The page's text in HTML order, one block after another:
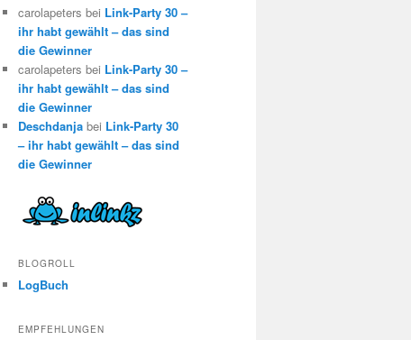
carolapeters bei Link-Party 30 –
ihr habt gewählt – das sind
die Gewinner
carolapeters bei Link-Party 30 –
ihr habt gewählt – das sind
die Gewinner
Deschdanja bei Link-Party 30
– ihr habt gewählt – das sind
die Gewinner
BLOGROLL
LogBuch
EMPFEHLUNGEN